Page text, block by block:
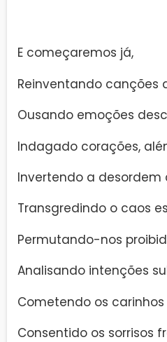
E começaremos já,
Reinventando canções
Ousando emoções
Indagado corações,
Invertendo a desordem
Transgredindo o caos
Permutando-nos
Analisando intenções
Cometendo os carinhos
Consentido os sorrisos